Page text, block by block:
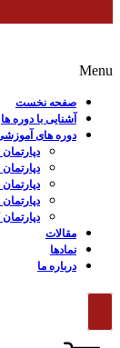
Menu
صفحه نخست
آشنایی با دوره ها
دوره های
دپارتمان
دپارتمان
مقالات
نمادها
درباره ما